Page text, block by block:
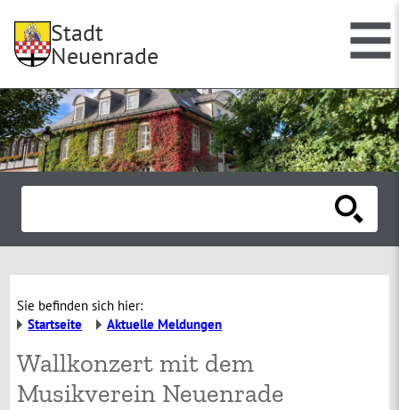
Stadt
Neuenrade
Sie befinden sich hier:
Startseite
Aktuelle Meldungen
Wallkonzert mit dem
Musikverein Neuenrade